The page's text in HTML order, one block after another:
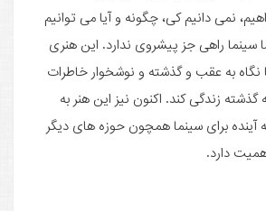
نمی دانیم کی، چگونه و آیا می توانیم
سینما راهی جز پیشروی ندارد. این هنری
نگاه به عقب و گذشته و نوشخوار خاطرات
زندگی کند. اکنون نیز این هنر به
آینده برای سینما همچون حوزه های دیگر
دارد.